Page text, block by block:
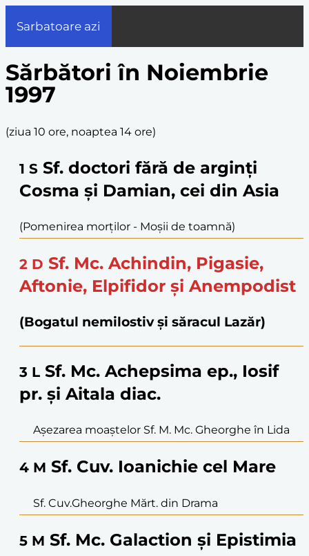
Sarbatoare azi
Sărbători în Noiembrie
1997
(ziua 10 ore, noaptea 14 ore)
1 S Sf. doctori fără de arginți
Cosma și Damian, cei din Asia
(Pomenirea morților - Moşii de toamnă)
2 D Sf. Mc. Achindin, Pigasie,
Aftonie, Elpifidor și Anempodist
(Bogatul nemilostiv și săracul Lazăr)
3 L Sf. Mc. Achepsima ep., Iosif
pr. și Aitala diac.
Așezarea moaștelor Sf. M. Mc. Gheorghe în Lida
4 M Sf. Cuv. Ioanichie cel Mare
Sf. Cuv.Gheorghe Mărt. din Drama
5 M Sf. Mc. Galaction și Epistimia